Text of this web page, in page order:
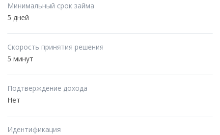
Минимальный срок займа
5 дней
Скорость принятия решения
5 минут
Подтверждение дохода
Нет
Идентификация